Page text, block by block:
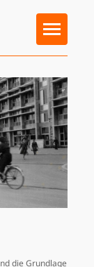
Toggle
navigation
die Grundlage